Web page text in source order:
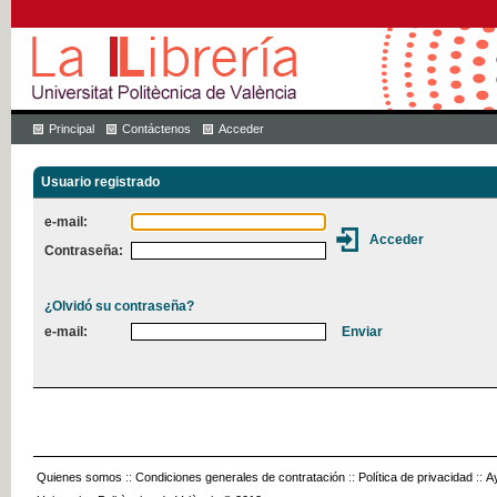
Principal Contáctenos Acceder
Usuario registrado
e-mail:
Contraseña:
¿Olvidó su contraseña?
e-mail:
Quienes somos :: Condiciones generales de contratación :: Política de privacidad ::